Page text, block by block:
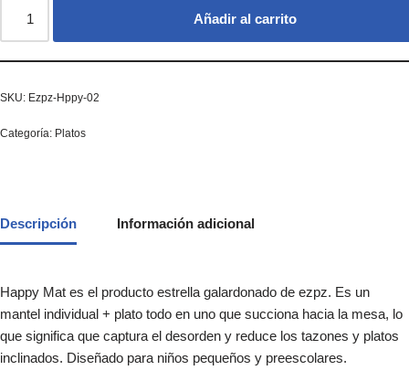
Añadir al carrito
SKU: Ezpz-Hppy-02
Categoría: Platos
Descripción Información adicional
Happy Mat es el producto estrella galardonado de ezpz. Es un
mantel individual + plato todo en uno que succiona hacia la mesa, lo
que significa que captura el desorden y reduce los tazones y platos
inclinados. Diseñado para niños pequeños y preescolares.